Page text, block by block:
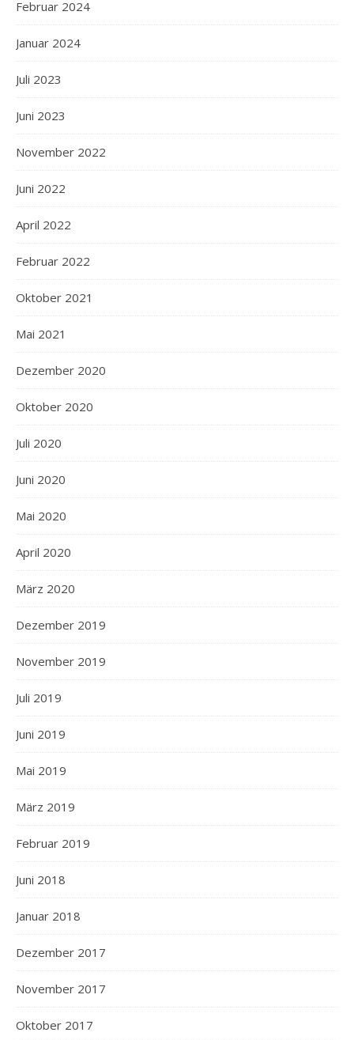
Februar 2024
Januar 2024
Juli 2023
Juni 2023
November 2022
Juni 2022
April 2022
Februar 2022
Oktober 2021
Mai 2021
Dezember 2020
Oktober 2020
Juli 2020
Juni 2020
Mai 2020
April 2020
März 2020
Dezember 2019
November 2019
Juli 2019
Juni 2019
Mai 2019
März 2019
Februar 2019
Juni 2018
Januar 2018
Dezember 2017
November 2017
Oktober 2017